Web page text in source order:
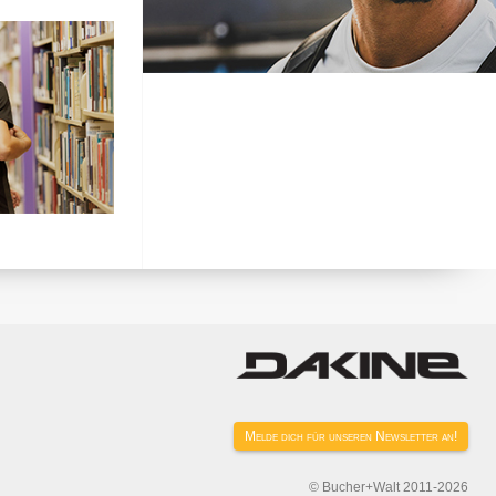
Melde dich für unseren Newsletter an!
© Bucher+Walt 2011-2026